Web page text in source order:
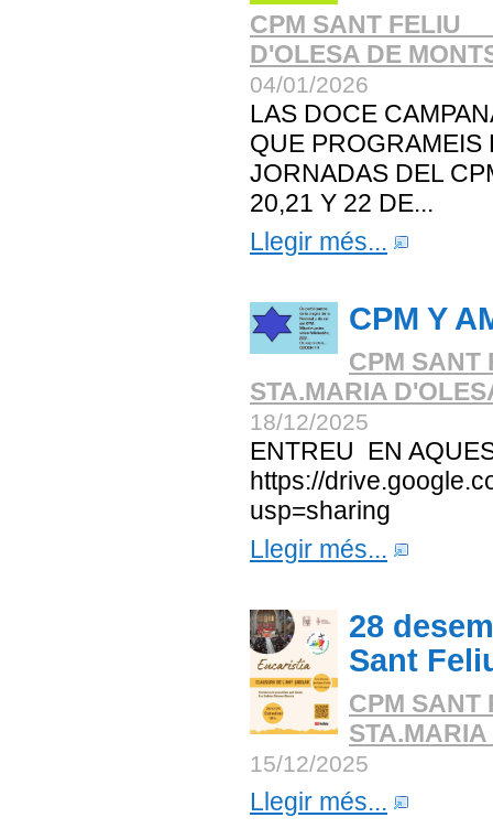
CPM SANT FELIU
D'OLESA DE
04/01/2026
LAS DOCE
QUE PROGRAMEIS
JORNADAS DEL
20,21 Y 22 DE...
Llegir més...
CPM Y
CPM SANT
STA.MARIA
18/12/2025
ENTREU EN
https://
usp=sharing
Llegir més...
28
Sant
CPM SANT
15/12/2025
Llegir més...